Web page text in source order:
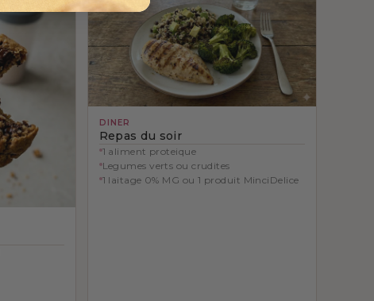
DINER
Repas du soir
1 aliment proteique
Legumes verts ou crudites
1 laitage 0% MG ou 1 produit MinciDelice